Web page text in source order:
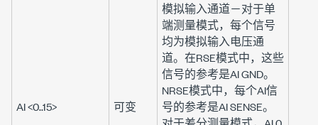
AI <0..15> 可变
模拟输入通道－对于单
端测量模式，每个信号
均为模拟输入电压通
道。在RSE模式中，这些
信号的参考是AI GND。
NRSE模式中，每个AI信
号的参考是AI SENSE。